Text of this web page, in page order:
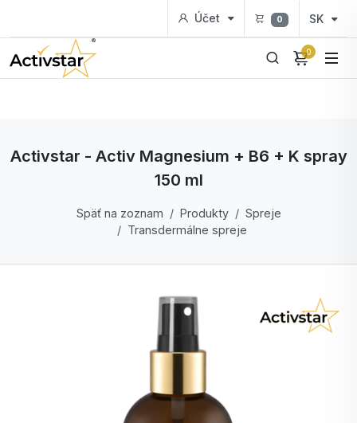
Účet 0 SK
0
Activstar - Activ Magnesium + B6 + K spray
150 ml
Späť na zoznam Produkty
Spreje
Transdermálne spreje